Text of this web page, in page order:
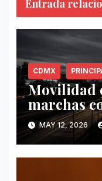
Entrada
CDMX
Movilidad
marchas
este 12 de
MAY 12, 2026